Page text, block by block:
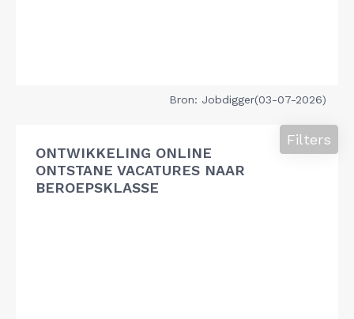
Bron: Jobdigger(03-07-2026)
ONTWIKKELING ONLINE
ONTSTANE VACATURES NAAR
BEROEPSKLASSE
Filters